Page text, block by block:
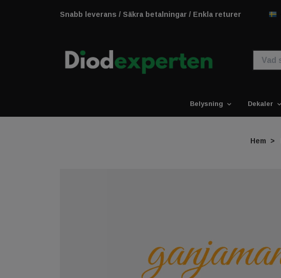
Snabb leverans / Säkra betalningar / Enkla returer
Belysning Dekaler
Hem